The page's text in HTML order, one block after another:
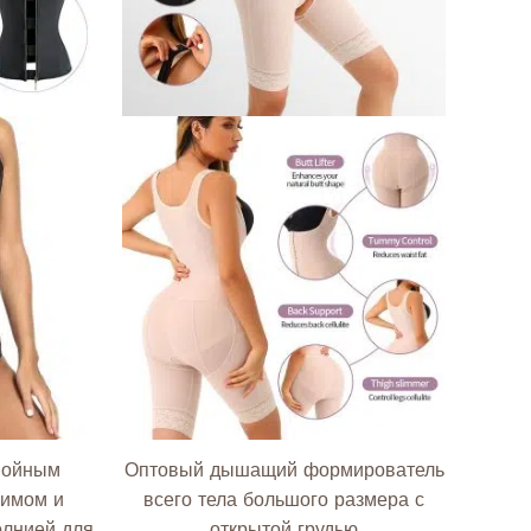
и
выбрать
на
странице
Оптовый дышащий формирователь
всего тела большого размера с
выбрать
на
странице
товара.